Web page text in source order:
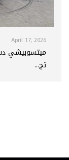
April 17, 2026
تج...